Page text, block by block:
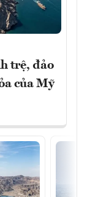
trệ, đảo
của Mỹ